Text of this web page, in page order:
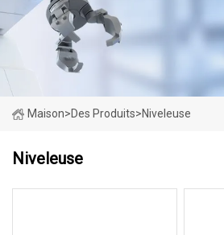
Maison>Des Produits>Niveleuse
Niveleuse